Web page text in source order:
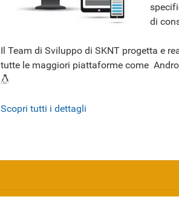
di
Il Team di Sviluppo di SKNT progetta e
tutte le maggiori piattaforme come
Scopri tutti i dettagli